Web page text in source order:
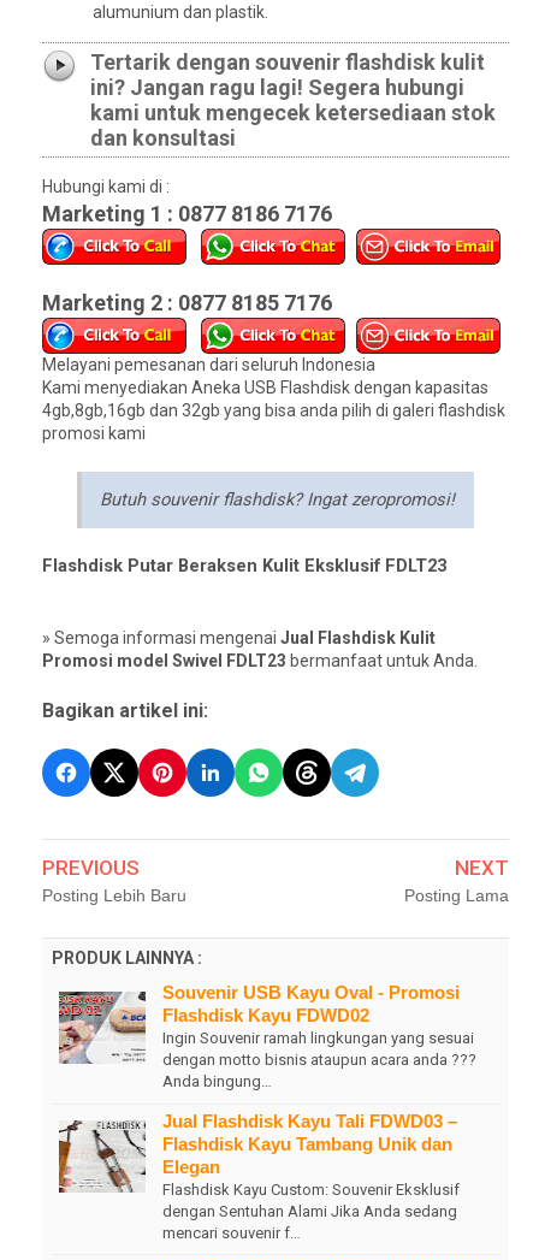
alumunium dan plastik.
Tertarik dengan souvenir flashdisk kulit
ini? Jangan ragu lagi! Segera hubungi
kami untuk mengecek ketersediaan stok
dan konsultasi
Hubungi kami di :
Marketing 1 : 0877 8186 7176
Marketing 2 : 0877 8185 7176
Melayani pemesanan dari seluruh Indonesia
Kami menyediakan Aneka USB Flashdisk dengan kapasitas
4gb,8gb,16gb dan 32gb yang bisa anda pilih di galeri flashdisk
promosi kami
Butuh souvenir flashdisk? Ingat zeropromosi!
Flashdisk Putar Beraksen Kulit Eksklusif FDLT23
» Semoga informasi mengenai Jual Flashdisk Kulit
Promosi model Swivel FDLT23 bermanfaat untuk Anda.
Bagikan artikel ini:
PREVIOUS
Posting Lebih Baru
NEXT
Posting Lama
PRODUK LAINNYA :
Souvenir USB Kayu Oval - Promosi
Flashdisk Kayu FDWD02
Ingin Souvenir ramah lingkungan yang sesuai
dengan motto bisnis ataupun acara anda ???
Anda bingung…
Jual Flashdisk Kayu Tali FDWD03 –
Flashdisk Kayu Tambang Unik dan
Elegan
Flashdisk Kayu Custom: Souvenir Eksklusif
dengan Sentuhan Alami Jika Anda sedang
mencari souvenir f…